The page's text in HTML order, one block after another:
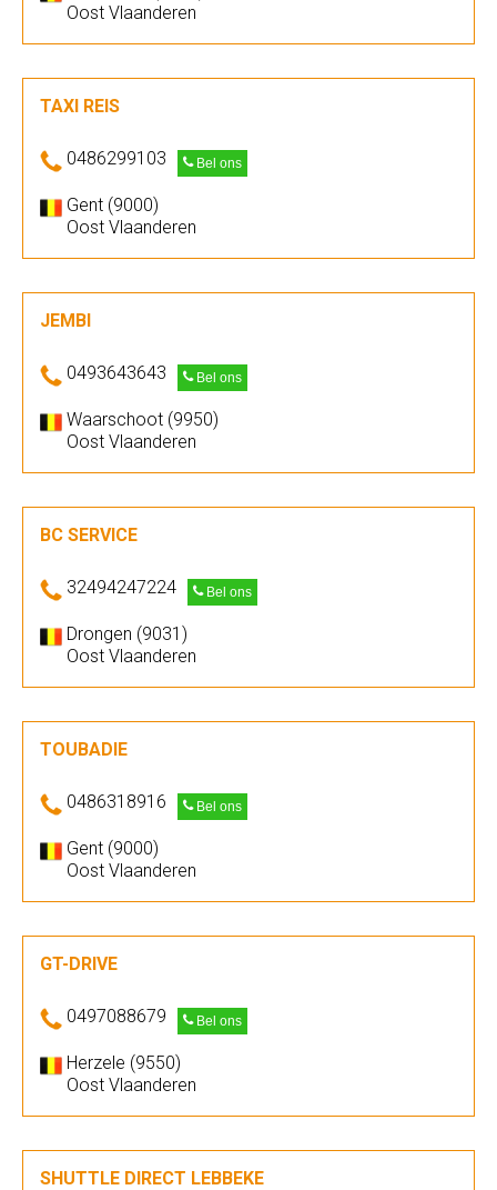
Oost Vlaanderen
TAXI REIS
0486299103 Bel ons
Gent (9000)
Oost Vlaanderen
JEMBI
0493643643 Bel ons
Waarschoot (9950)
Oost Vlaanderen
BC SERVICE
32494247224 Bel ons
Drongen (9031)
Oost Vlaanderen
TOUBADIE
0486318916 Bel ons
Gent (9000)
Oost Vlaanderen
GT-DRIVE
0497088679 Bel ons
Herzele (9550)
Oost Vlaanderen
SHUTTLE DIRECT LEBBEKE